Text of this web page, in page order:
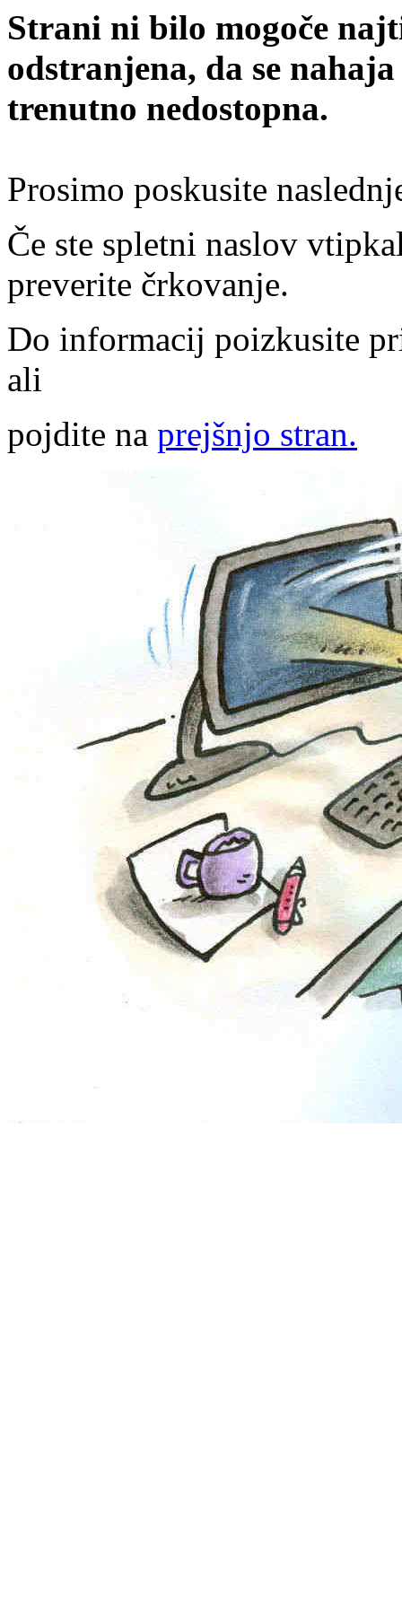
Strani ni bilo mogoče
odstranjena, da se
trenutno nedostopna.
Prosimo poskusite
Če ste spletni naslov
preverite črkovanje.
Do informacij poizkusite
ali
pojdite na prejšnjo stran.